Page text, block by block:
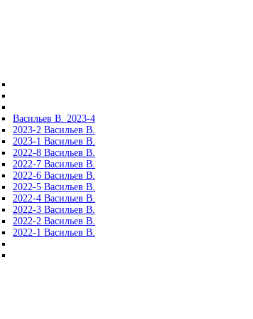
Васильев В. 2023-4
2023-2 Васильев В.
2023-1 Васильев В.
2022-8 Васильев В.
2022-7 Васильев В.
2022-6 Васильев В.
2022-5 Васильев В.
2022-4 Васильев В.
2022-3 Васильев В.
2022-2 Васильев В.
2022-1 Васильев В.